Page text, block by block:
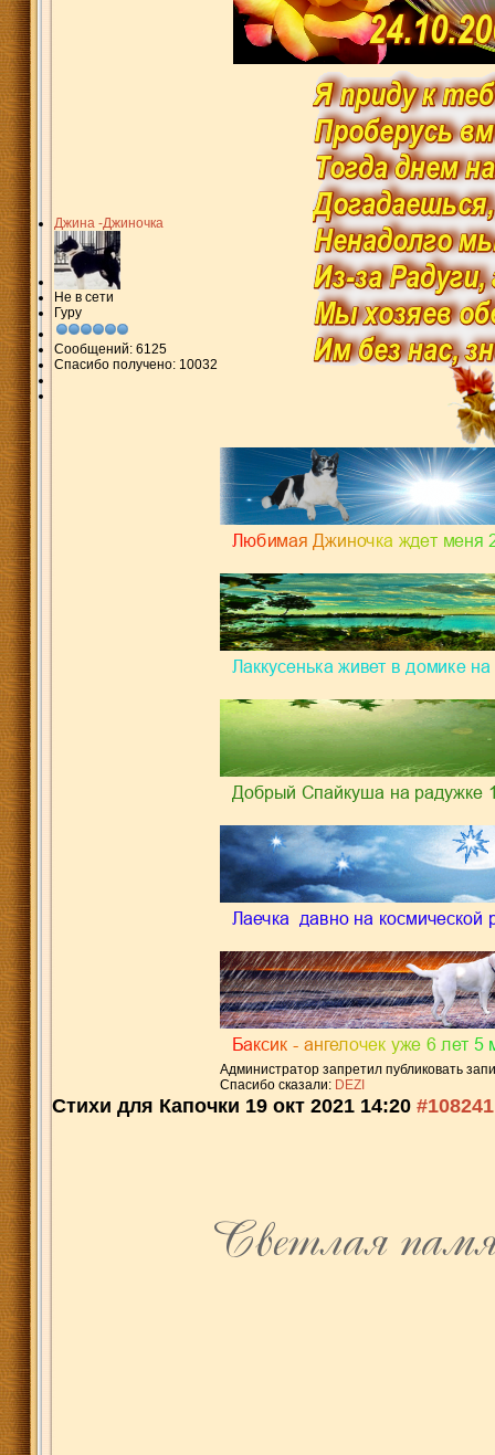
Джина -Джиночка
Не в сети
Гуру
Сообщений: 6125
Спасибо получено: 10032
Администратор запретил публиковать
Спасибо сказали: DEZI
Стихи для Капочки 19 окт 2021 14:20 #108241